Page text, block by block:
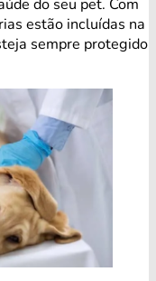
do seu pet. Com
estão incluídas na
sempre protegido